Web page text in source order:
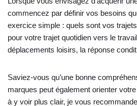
commencez par définir vos besoins
exercice simple : quels sont vos
pour votre trajet quotidien vers le
déplacements loisirs, la réponse
Saviez-vous qu’une bonne
marques peut également orienter
à y voir plus clair, je vous